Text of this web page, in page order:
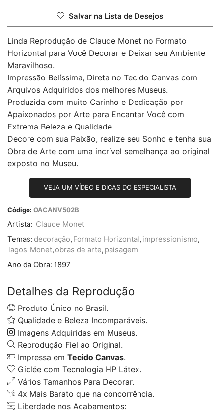
Salvar na Lista de Desejos
Linda Reprodução de Claude Monet no Formato
Horizontal para Você Decorar e Deixar seu Ambiente
Maravilhoso.
Impressão Belíssima, Direta no Tecido Canvas com
Arquivos Adquiridos dos melhores Museus.
Produzida com muito Carinho e Dedicação por
Apaixonados por Arte para Encantar Você com
Extrema Beleza e Qualidade.
Decore com sua Paixão, realize seu Sonho e tenha sua
Obra de Arte com uma incrível semelhança ao original
exposto no Museu.
VEJA UM VÍDEO E DICAS DO ESPECIALISTA
Código: OACANV502B
Artista: Claude Monet
Temas: decoração, Formato Horizontal, impressionismo,
lagos, Monet, obras de arte, paisagem
Ano da Obra: 1897
Detalhes da Reprodução
Produto Único no Brasil.
Qualidade e Beleza Incomparáveis.
Imagens Adquiridas em Museus.
Reprodução Fiel ao Original.
Impressa em Tecido Canvas.
Giclée com Tecnologia HP Látex.
Vários Tamanhos Para Decorar.
4x Mais Barato que na concorrência.
Liberdade nos Acabamentos: